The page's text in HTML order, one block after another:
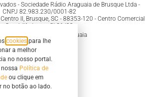
- Sociedade Rádio Araguaia de Brusque Ltda -
CNPJ 82.983.230/0001-82
II, Brusque, SC - 88353-120 - Centro Comercial
Geschäftshaus - Sl 21/22
© 2026 | Rádio Araguaia
cookies para lhe
a melhor
no nosso portal.
Política de
ou clique em
no botão ao lado.